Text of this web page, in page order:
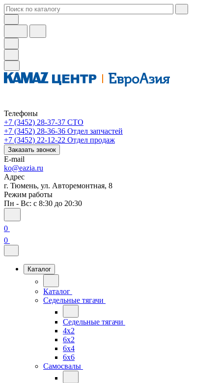
Телефоны
+7 (3452) 28-37-37 СТО
+7 (3452) 28-36-36 Отдел запчастей
+7 (3452) 22-12-22 Отдел продаж
Заказать звонок
E-mail
ko@eazia.ru
Адрес
г. Тюмень, ул. Авторемонтная, 8
Режим работы
Пн - Вс: с 8:30 до 20:30
0
0
Каталог
Каталог
Седельные тягачи
Седельные тягачи
4x2
6x2
6x4
6x6
Самосвалы